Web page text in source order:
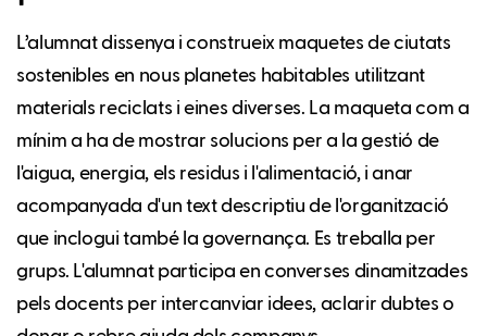
L’alumnat dissenya i construeix maquetes de ciutats
sostenibles en nous planetes habitables utilitzant
materials reciclats i eines diverses. La maqueta com a
mínim a ha de mostrar solucions per a la gestió de
l'aigua, energia, els residus i l'alimentació, i anar
acompanyada d'un text descriptiu de l'organització
que inclogui també la governança. Es treballa per
grups. L'alumnat participa en converses dinamitzades
pels docents per intercanviar idees, aclarir dubtes o